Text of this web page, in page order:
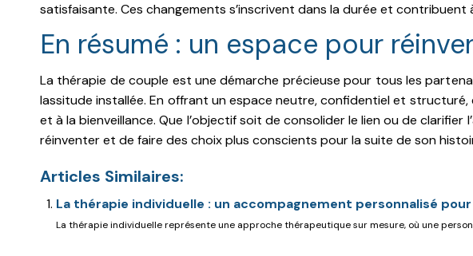
satisfaisante. Ces changements s’inscrivent dans la durée et
En résumé : un espace pour
La thérapie de couple est une démarche précieuse pour tous les
lassitude installée. En offrant un espace neutre, confidentiel et
et à la bienveillance. Que l’objectif soit de consolider le lien ou de
réinventer et de faire des choix plus conscients pour la suite de son
Articles Similaires:
La thérapie individuelle : un accompagnement personnalisé
La thérapie individuelle représente une approche thérapeutique sur mesure, où une